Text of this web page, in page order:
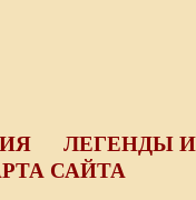
ЛЕГЕНДЫ И
САЙТА